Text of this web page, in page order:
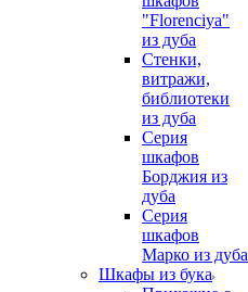
"Florenciya"
из дуба
Стенки,
витражи,
библиотеки
из дуба
Серия
шкафов
Борджия из
дуба
Серия
шкафов
Марко из дуба
Шкафы из бука